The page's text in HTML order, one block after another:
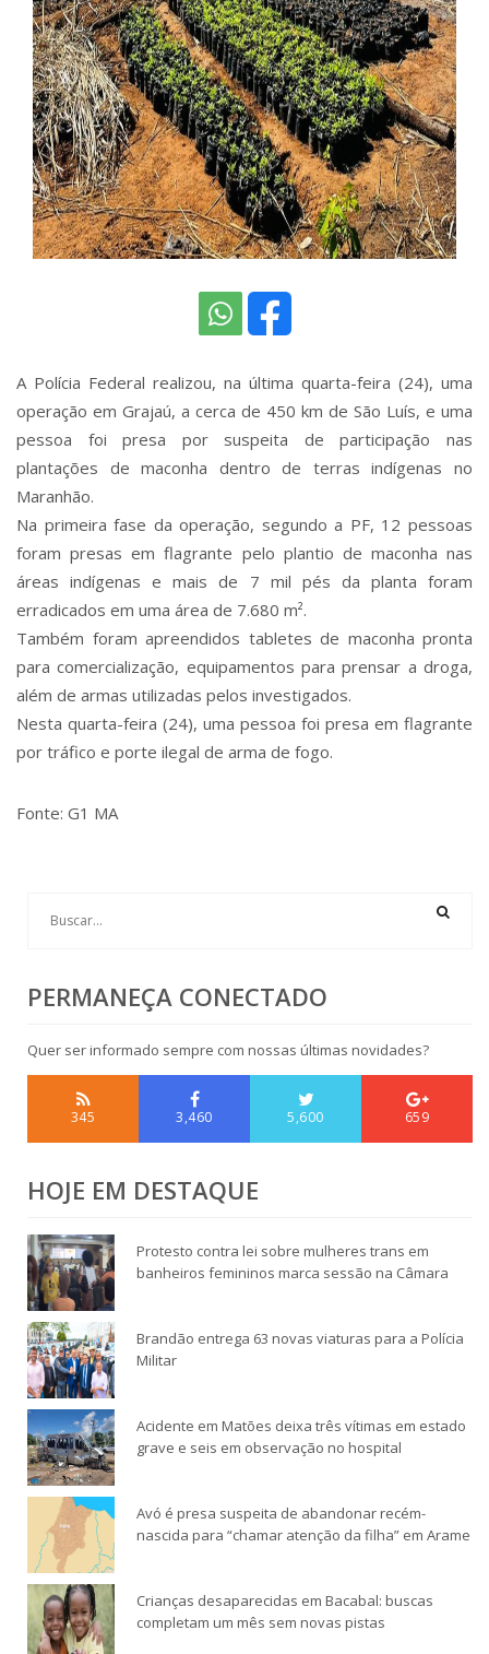
A Polícia Federal realizou, na última quarta-feira (24), uma
operação em Grajaú, a cerca de 450 km de São Luís, e uma
pessoa foi presa por suspeita de participação nas
plantações de maconha dentro de terras indígenas no
Maranhão.
Na primeira fase da operação, segundo a PF, 12 pessoas
foram presas em flagrante pelo plantio de maconha nas
áreas indígenas e mais de 7 mil pés da planta foram
erradicados em uma área de 7.680 m².
Também foram apreendidos tabletes de maconha pronta
para comercialização, equipamentos para prensar a droga,
além de armas utilizadas pelos investigados.
Nesta quarta-feira (24), uma pessoa foi presa em flagrante
por tráfico e porte ilegal de arma de fogo.
Fonte: G1 MA
PERMANEÇA CONECTADO
Quer ser informado sempre com nossas últimas novidades?
345 3,460 5,600 659
HOJE EM DESTAQUE
Protesto contra lei sobre mulheres trans em
banheiros femininos marca sessão na Câmara
Brandão entrega 63 novas viaturas para a Polícia
Militar
Acidente em Matões deixa três vítimas em estado
grave e seis em observação no hospital
Avó é presa suspeita de abandonar recém-
nascida para “chamar atenção da filha” em Arame
Crianças desaparecidas em Bacabal: buscas
completam um mês sem novas pistas